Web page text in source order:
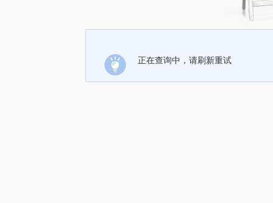
正在查询中，请刷新重试